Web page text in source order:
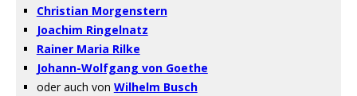
Christian Morgenstern
Joachim Ringelnatz
Rainer Maria Rilke
Johann-Wolfgang von Goethe
oder auch von Wilhelm Busch